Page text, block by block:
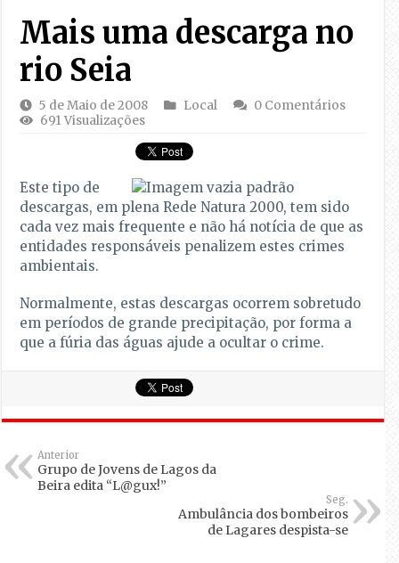
Mais uma descarga no
rio Seia
5 de Maio de 2008 Local
0 Comentários
691 Visualizações
Este tipo de
descargas, em plena Rede Natura 2000, tem sido
cada vez mais frequente e não há notícia de que as
entidades responsáveis penalizem estes crimes
ambientais.
Normalmente, estas descargas ocorrem sobretudo
em períodos de grande precipitação, por forma a
que a fúria das águas ajude a ocultar o crime.
Anterior
Grupo de Jovens de Lagos da
Beira edita “L@gux!”
Seg.
Ambulância dos bombeiros
de Lagares despista-se